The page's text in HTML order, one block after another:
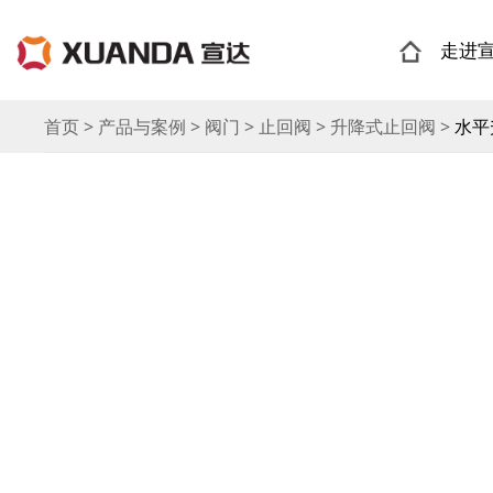
走进
首页 > 产品与案例 > 阀门 > 止回阀 > 升降式止回阀 >水